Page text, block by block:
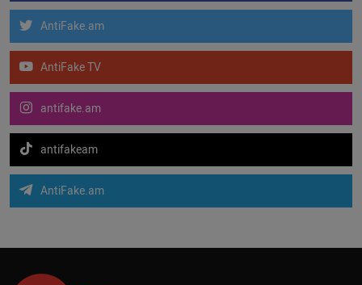
AntiFake.am
AntiFake TV
antifake.am
antifakeam
AntiFake.am